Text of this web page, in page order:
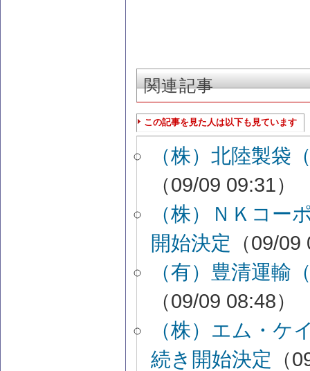
関連記事
この記事を見た人は以下も見ています
（株）北陸製袋
（09/09 09:31）
（株）ＮＫコー
開始決定 （09/
（有）豊清運輸
（09/09 08:48）
（株）エム・ケ
続き開始決定 （